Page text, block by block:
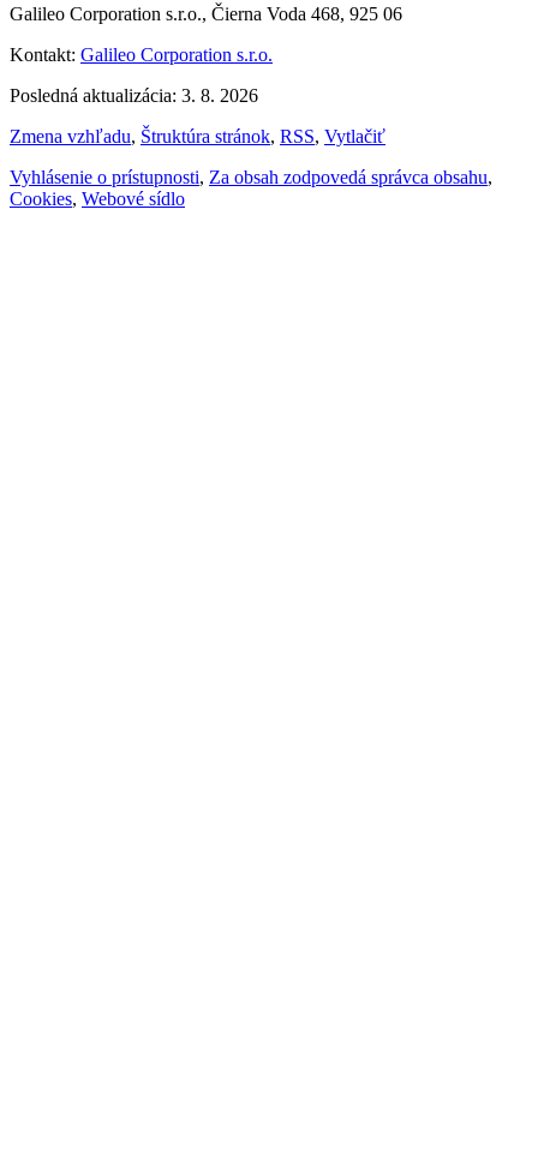
Galileo Corporation s.r.o., Čierna Voda 468, 925 06
Kontakt: Galileo Corporation s.r.o.
Posledná aktualizácia: 3. 8. 2026
Zmena vzhľadu, Štruktúra stránok, RSS, Vytlačiť
Vyhlásenie o prístupnosti, Za obsah zodpovedá správca obsahu,
Cookies, Webové sídlo